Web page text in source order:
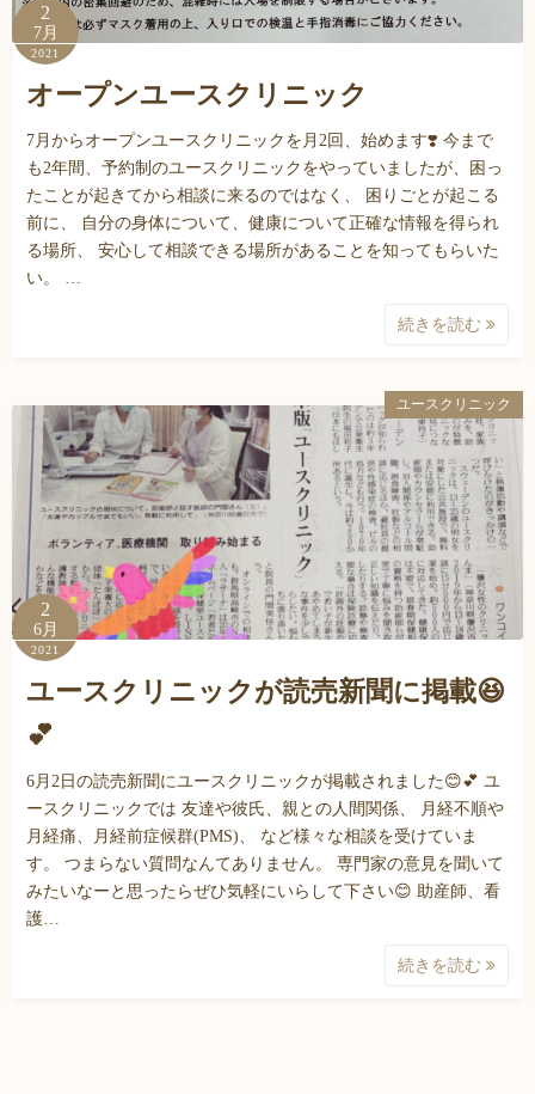
2
7月
2021
オープンユースクリニック
7月からオープンユースクリニックを月2回、始めます❣️ 今まで
も2年間、予約制のユースクリニックをやっていましたが、困っ
たことが起きてから相談に来るのではなく、 困りごとが起こる
前に、 自分の身体について、健康について正確な情報を得られ
る場所、 安心して相談できる場所があることを知ってもらいた
い。 …
続きを読む
ユースクリニック
2
6月
2021
ユースクリニックが読売新聞に掲載😆
💕
6月2日の読売新聞にユースクリニックが掲載されました😊💕 ユ
ースクリニックでは 友達や彼氏、親との人間関係、 月経不順や
月経痛、月経前症候群(PMS)、 など様々な相談を受けていま
す。 つまらない質問なんてありません。 専門家の意見を聞いて
みたいなーと思ったらぜひ気軽にいらして下さい😊 助産師、看
護…
続きを読む